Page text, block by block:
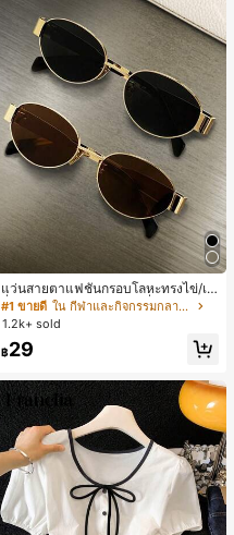
แว่นสายตาแฟชั่นกรอบโลหะทรงไข่/เห
ลี่ยมสำหรับผู้หญิง (กรอบครึ่ง), เหมาะ
สำหรับใส่ในชีวิตประจำวันและกิจกรรม
#1 ขายดี
ใน กีฬาและกิจกรรมกลางแจ้ง
1.2k+ sold
฿29